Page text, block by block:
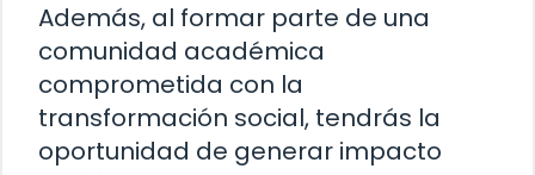
Además, al formar parte de una
comunidad académica
comprometida con la
transformación social, tendrás la
oportunidad de generar impacto